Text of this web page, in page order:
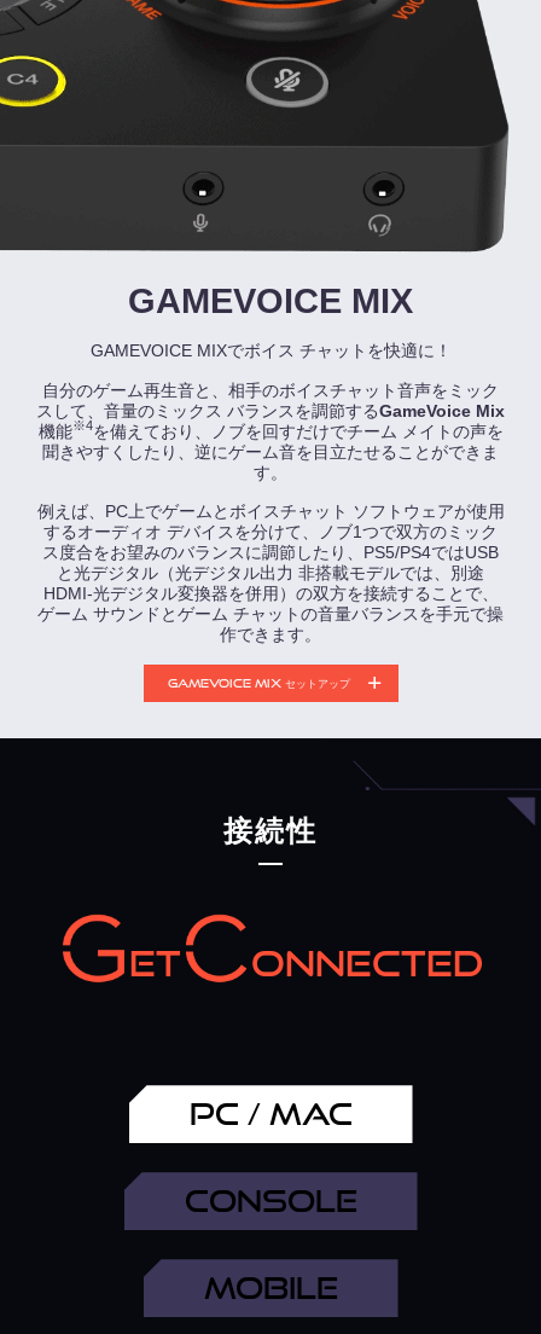
GAMEVOICE MIX
GAMEVOICE MIXでボイス チャットを快適に！
自分のゲーム再生音と、相手のボイスチャット音声をミック
スして、音量のミックス バランスを調節するGameVoice Mix
機能※4を備えており、ノブを回すだけでチーム メイトの声を
聞きやすくしたり、逆にゲーム音を目立たせることができま
す。
例えば、PC上でゲームとボイスチャット ソフトウェアが使用
するオーディオ デバイスを分けて、ノブ1つで双方のミック
ス度合をお望みのバランスに調節したり、PS5/PS4ではUSB
と光デジタル（光デジタル出力 非搭載モデルでは、別途
HDMI-光デジタル変換器を併用）の双方を接続することで、
ゲーム サウンドとゲーム チャットの音量バランスを手元で操
作できます。
GAMEVOICE MIX セットアップ
Windows PC
り替え、PCとUSB接続します
ステップ2
再生タブ スピーカー(Sound Blaster GC7)
既定のデバイスとして設定を選択します
ヘッドセット(Sound Blaster GC7)
クリック＞ 既定の通信デバイスとして設定を選択
接続性
ET ONNECTED
PC / MAC
CONSOLE
MOBILE